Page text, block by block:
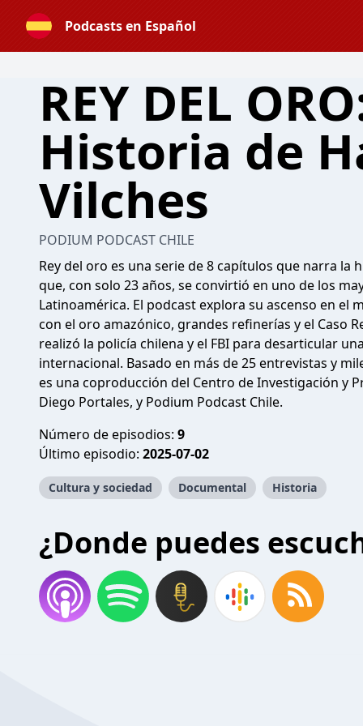
Podcasts en Español
REY DEL
Historia de
Vilches
PODIUM PODCAST CHILE
Rey del oro es una serie de 8 capítulos que narra la
que, con solo 23 años, se convirtió en uno de los
Latinoamérica. El podcast explora su ascenso en el
con el oro amazónico, grandes refinerías y el Caso
realizó la policía chilena y el FBI para desarticular
internacional. Basado en más de 25 entrevistas y
es una coproducción del Centro de Investigación y
Diego Portales, y Podium Podcast Chile.
Número de episodios: 9
Último episodio: 2025-07-02
Cultura y sociedad Documental Historia
¿Donde puedes